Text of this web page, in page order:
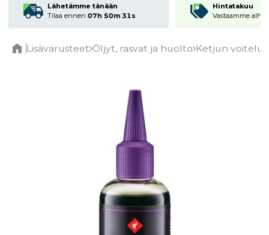
Lähetämme tänään
Tilaa ennen 07h 50m 31s
Hintatakuu
Vastaamme
Lisävarusteet Öljyt, rasvat ja huolto Ketjun voitelu